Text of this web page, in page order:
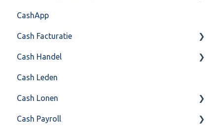
Overig
Algemeen gebruik
Api 3.0 (SOAP API)
API 4.0 (REST API)
Veel gestelde vragen
CashApp
Cash Facturatie
Factureren
Instellingen
Algemeen
Formulierlayout
Cash Handel
Inkoop
Verkoop
Voorraad
Cash Leden
Cash Lonen
Algemeen
Cash Payroll